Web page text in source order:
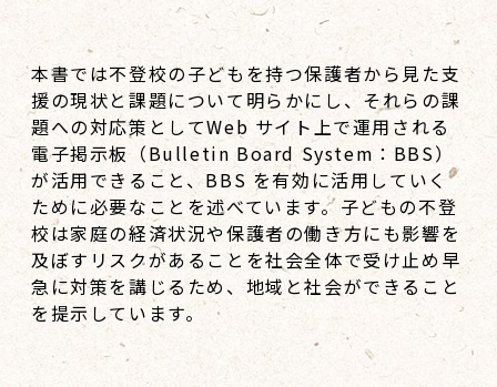
本書では不登校の子どもを持つ保護者から見た支
援の現状と課題について明らかにし、それらの課
題への対応策としてWeb サイト上で運用される
電子掲示板（Bulletin Board System：BBS）
が活用できること、BBS を有効に活用していく
ために必要なことを述べています。子どもの不登
校は家庭の経済状況や保護者の働き方にも影響を
及ぼすリスクがあることを社会全体で受け止め早
急に対策を講じるため、地域と社会ができること
を提示しています。